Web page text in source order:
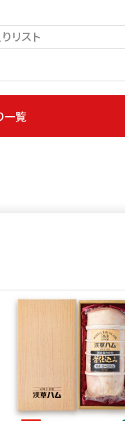
リスト
一覧